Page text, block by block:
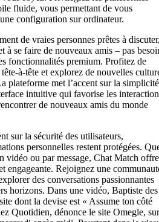
fluide, vous permettant de vous
configuration sur ordinateur.
de vraies personnes prêtes à
à se faire de nouveaux amis – pas
fonctionnalités premium. Profitez de
à-tête et explorez de nouvelles
plateforme met l’accent sur la simplicité
intuitive qui favorise les
de nouveaux amis du monde
sur la sécurité des utilisateurs,
personnelles restent protégées.
vidéo ou par message, Chat Match offre
engageante. Rejoignez une
des conversations passionnantes
horizons. Dans une vidéo, Baptiste des
dont la devise est « Assume ton côté
Quotidien, dénonce le site Omegle, sur